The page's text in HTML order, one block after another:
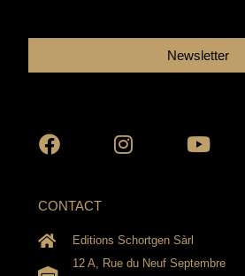
Newsletter
CONTACT
Editions Schortgen Sàrl
12 A, Rue du Neuf Septembre